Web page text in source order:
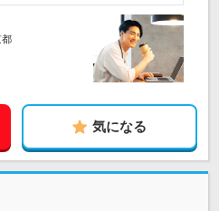
都
気になる